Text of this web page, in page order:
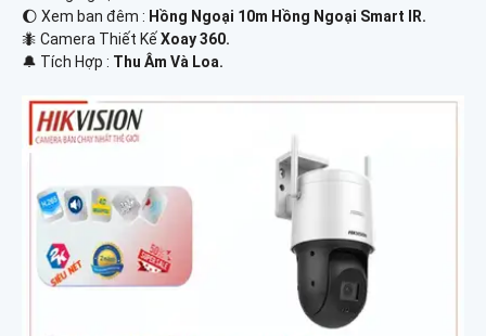
🌔 Xem ban đêm : Hồng Ngoại 10m Hồng Ngoại Smart IR.
🐜 Camera Thiết Kế Xoay 360.
️🔔 Tích Hợp : Thu Âm Và Loa.